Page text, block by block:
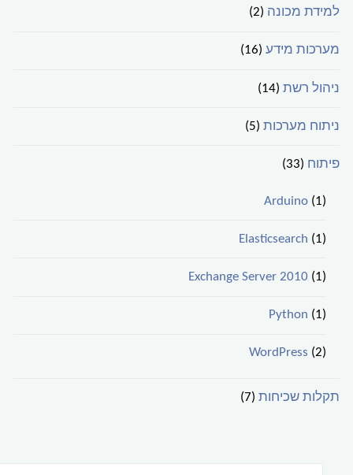
למידת מכונה (2)
מערכות מידע (16)
ניהול רשת (14)
ניתוח מערכות (5)
פיתוח (33)
Arduino(1)
Elasticsearch (1)
Exchange Server 2010(1)
Python (1)
WordPress (2)
תקלות שכיחות (7)